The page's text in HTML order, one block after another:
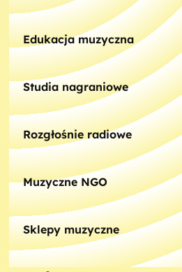
Edukacja muzyczna
Studia nagraniowe
Rozgłośnie radiowe
Muzyczne NGO
Sklepy muzyczne